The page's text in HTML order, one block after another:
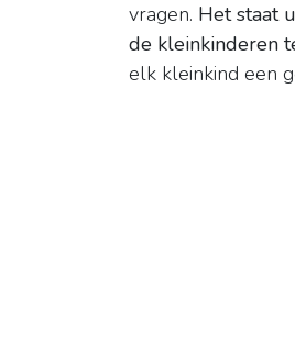
vragen. Het staat
de kleinkinderen
elk kleinkind een